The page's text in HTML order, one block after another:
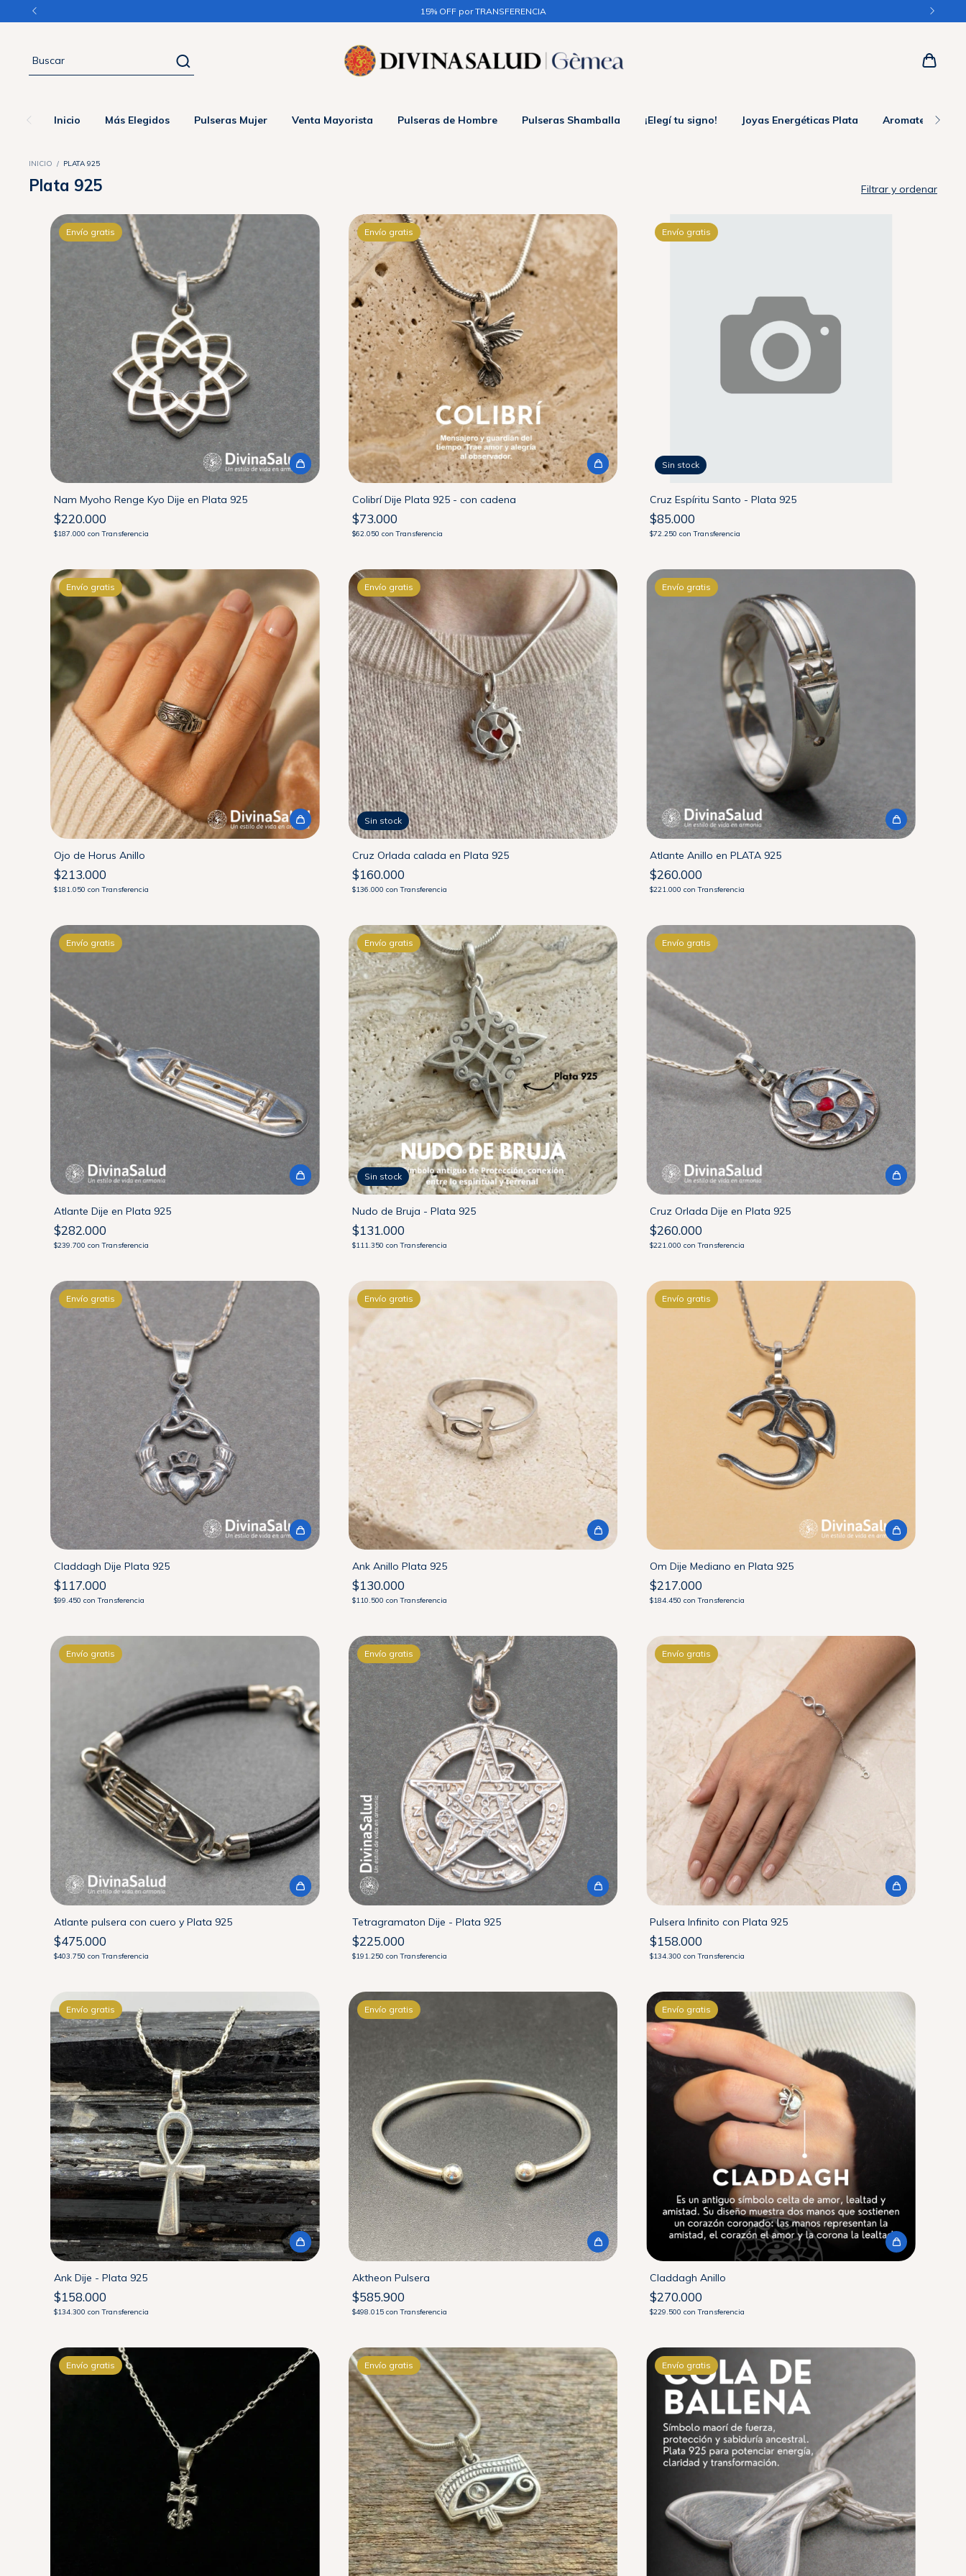
3 CUOTAS sin interés en + $50.000 / 6 CUOTAS sin interés en +$150.000
Inicio Más Elegidos Pulseras Mujer Venta Mayorista Pulseras de Hombre Pulseras Shamballa ¡Elegí tu signo! Joyas Energéticas Plata Aromaterapia
INICIO / PLATA 925
Plata 925 Filtrar y ordenar
Envío gratis
Nam Myoho Renge Kyo Dije en Plata 925
$220.000
$187.000 con Transferencia
Envío gratis
Colibrí Dije Plata 925 - con cadena
$73.000
$62.050 con Transferencia
Sin stock
Envío gratis
Cruz Espíritu Santo - Plata 925
$85.000
$72.250con Transferencia
Envío gratis
Ojo de Horus Anillo
$213.000
$181.050 con Transferencia
Sin stock
Envío gratis
Cruz Orlada calada en Plata 925
$160.000
$136.000 con Transferencia
Envío gratis
Atlante Anillo en PLATA 925
$260.000
$221.000con Transferencia
Envío gratis
Atlante Dije en Plata 925
$282.000
$239.700 con Transferencia
Sin stock
Envío gratis
Nudo de Bruja - Plata 925
$131.000
$111.350 con Transferencia
Envío gratis
Cruz Orlada Dije en Plata 925
$260.000
$221.000con Transferencia
Envío gratis
Claddagh Dije Plata 925
$117.000
$99.450 con Transferencia
Envío gratis
Ank Anillo Plata 925
$130.000
$110.500 con Transferencia
Envío gratis
Om Dije Mediano en Plata 925
$217.000
$184.450con Transferencia
Envío gratis
Atlante pulsera con cuero y Plata 925
$475.000
$403.750 con Transferencia
Envío gratis
Tetragramaton Dije - Plata 925
$225.000
$191.250 con Transferencia
Envío gratis
Pulsera Infinito con Plata 925
$158.000
$134.300con Transferencia
Envío gratis
Ank Dije - Plata 925
$158.000
$134.300 con Transferencia
Envío gratis
Aktheon Pulsera
$585.900
$498.015 con Transferencia
Envío gratis
Claddagh Anillo
$270.000
$229.500con Transferencia
Envío gratis Envío gratis Envío gratis